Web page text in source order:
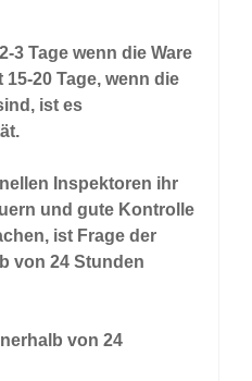
3 Tage wenn die Ware
20 Tage, wenn die
ist es
Inspektoren ihr
und gute Kontrolle
ist Frage der
von 24 Stunden
von 24